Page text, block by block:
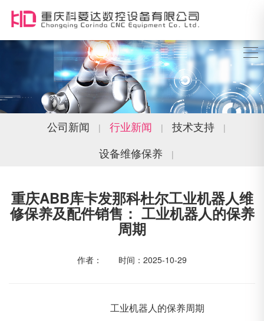
公司新闻 | 行业新闻 | 技术支持 |
设备维修保养 |
重庆ABB库卡发那科杜尔工业机器人维
修保养及配件销售： 工业机器人的保养
周期
作者： 时间：2025-10-29
工业机器人的保养周期